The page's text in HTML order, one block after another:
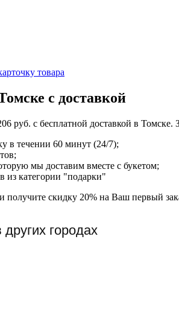
товара
с доставкой
руб. с бесплатной доставкой в
в течении 60 минут (24/7);
мы доставим вместе с букетом;
из категории "подарки"
получите скидку 20% на Ваш первый
городах